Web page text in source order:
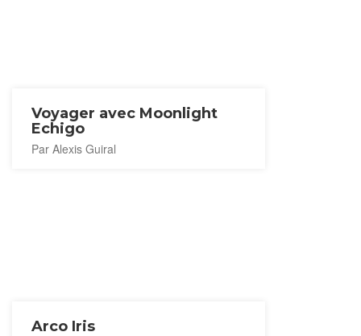
Voyager avec Moonlight
Echigo
Par Alexis Guiral
Arco Iris